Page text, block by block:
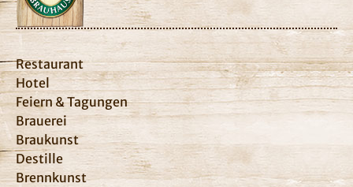
Restaurant
Hotel
Feiern & Tagungen
Brauerei
Braukunst
Destille
Brennkunst